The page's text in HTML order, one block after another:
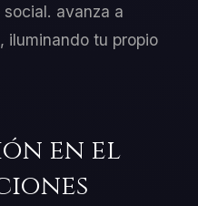
avanza a
iluminando tu propio
en el